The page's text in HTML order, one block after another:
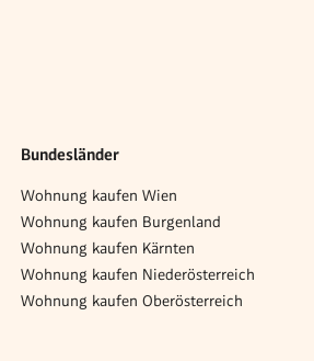
Bundesländer
Wohnung kaufen Wien
Wohnung kaufen Burgenland
Wohnung kaufen Kärnten
Wohnung kaufen Niederösterreich
Wohnung kaufen Oberösterreich